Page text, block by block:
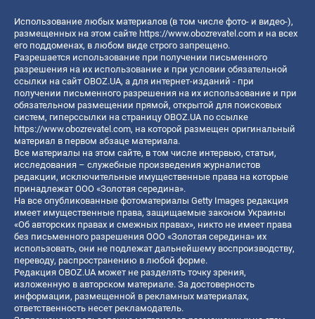
Использование любых материалов (в том числе фото- и видео-),
размещенных на этом сайте https://www.obozrevatel.com и на всех
его поддоменах, в любом виде строго запрещено.
Разрешается использование при получении письменного
разрешения на их использование и при условии обязательной
ссылки на сайт OBOZ.UA, а для интернет-изданий - при
получении письменного разрешения на их использование и при
обязательном размещении прямой, открытой для поисковых
систем, гиперссылки на страницу OBOZ.UA по ссылке
https://www.obozrevatel.com, на которой размещен оригинальный
материал в первом абзаце материала.
Все материалы на этом сайте, в том числе интервью, статьи,
исследования – служебные произведения журналистов
редакции, исключительные имущественные права на которые
принадлежат ООО «Золотая середина».
На все опубликованные фотоматериалы Getty Images редакция
имеет имущественные права, защищаемые законом Украины
«Об авторских правах и смежных правах», никто не имеет права
без письменного разрешения ООО «Золотая середина» их
использовать, они не подлежат дальнейшему воспроизводству,
переводу, распространению в любой форме.
Редакция OBOZ.UA может не разделять точку зрения,
изложенную в авторском материале. За достоверность
информации, размещенной в рекламных материалах,
ответственность несет рекламодатель.